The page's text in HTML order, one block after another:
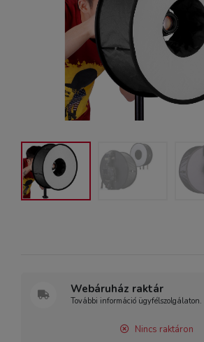
Webáruház raktár
További információ ügyfélszolgálaton.
Nincs raktáron